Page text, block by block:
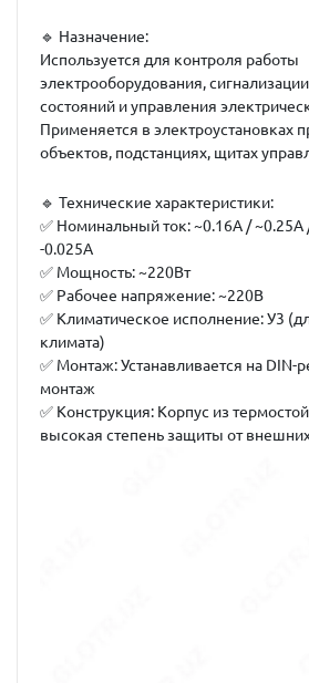
🔹 Назначение:
Используется для контроля работы
электрооборудования,
состояний и управления
Применяется в
объектов, подстанциях, щитах
🔹 Технические характеристики:
✅ Номинальный ток:~0.16А / ~0.25А
-0.025А
✅ Мощность:~220Вт
✅ Рабочее напряжение:~220В
✅ Климатическое исполнение:У3
климата)
✅ Монтаж:Устанавливается на
монтаж
✅ Конструкция: Корпус из
высокая степень защиты от